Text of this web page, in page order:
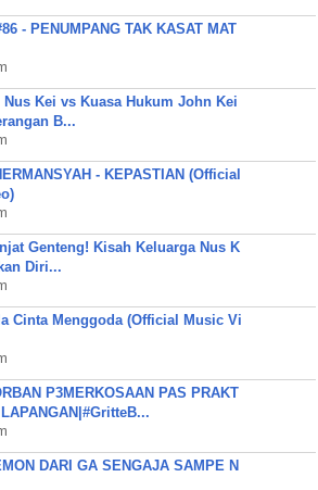
- PENUMPANG TAK KASAT MAT
Kei vs Kuasa Hukum John Kei
B...
- KEPASTIAN (Official
Genteng! Kisah Keluarga Nus K
Diri...
Cinta Menggoda (Official Music Vi
P3MERKOSAAN PAS PRAKT
DARI GA SENGAJA SAMPE N